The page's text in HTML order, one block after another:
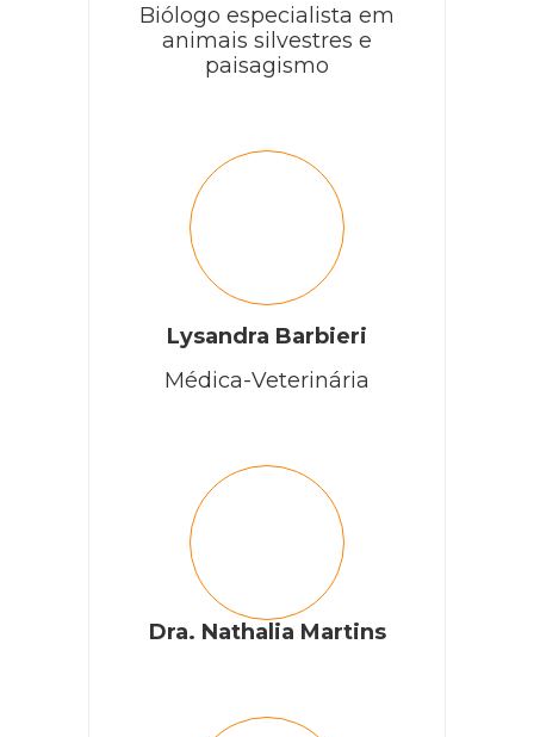
Biólogo especialista em
animais silvestres e
paisagismo
Lysandra Barbieri
Médica-Veterinária
Dra. Nathalia Martins